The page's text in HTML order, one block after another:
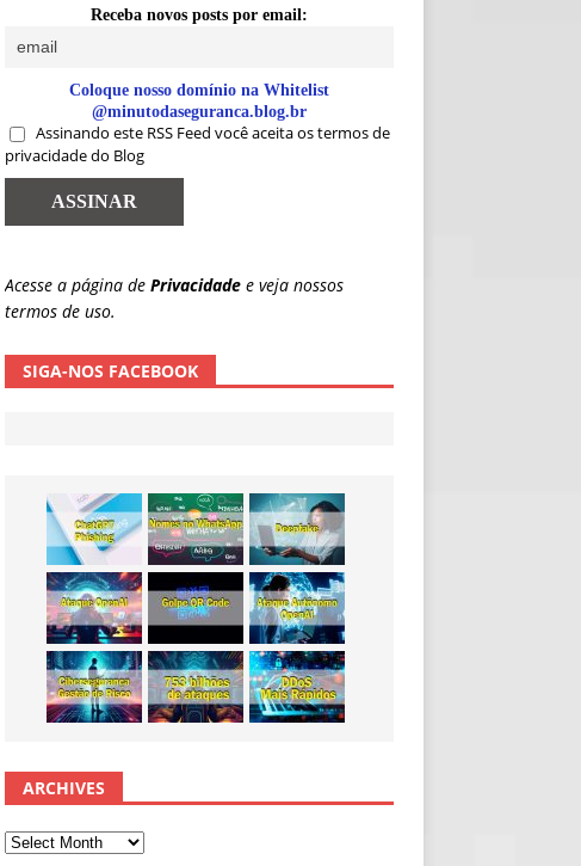
Receba novos posts por email:
Coloque nosso domínio na Whitelist
@minutodaseguranca.blog.br
Assinando este RSS Feed você aceita os termos de
privacidade do Blog
Acesse a página de Privacidade e veja nossos
termos de uso.
SIGA-NOS FACEBOOK
ARCHIVES